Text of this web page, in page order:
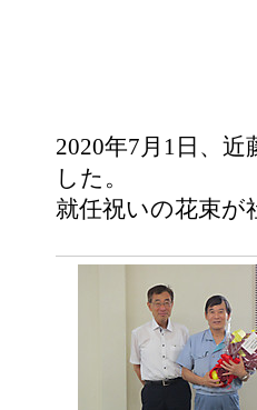
2020年7月1日、
した。
就任祝いの花束が